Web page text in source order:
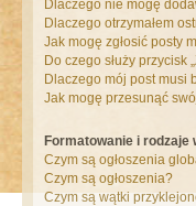
Dlaczego nie mogę
Dlaczego otrzymałem
Jak mogę zgłosić posty
Do czego służy przycisk
Dlaczego mój post musi
Jak mogę przesunąć
Formatowanie i rodzaje
Czym są ogłoszenia
Czym są ogłoszenia?
Czym są wątki